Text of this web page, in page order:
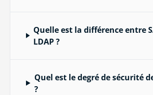
Quelle est la différence entre
LDAP ?
Quel est le degré de sécurité
?